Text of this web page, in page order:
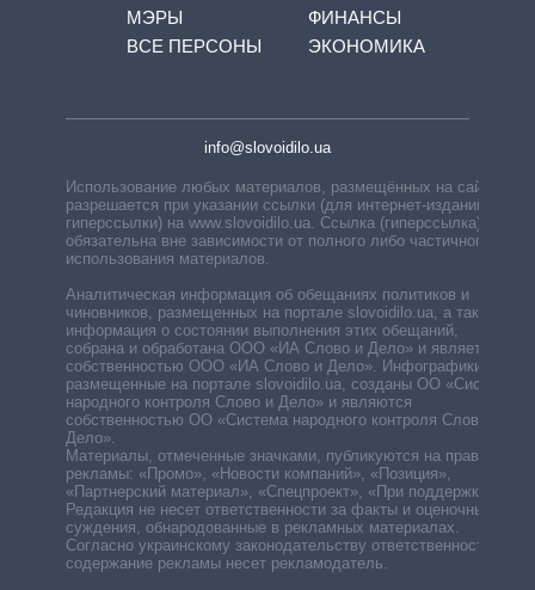
МЭРЫ
ВСЕ ПЕРСОНЫ
ФИНАНСЫ
ЭКОНОМИКА
info@slovoidilo.ua
Использование любых материалов, размещённых на сайте,
разрешается при указании ссылки (для интернет-изданий —
гиперссылки) на www.slovoidilo.ua. Ссылка (гиперссылка)
обязательна вне зависимости от полного либо частичного
использования материалов.
Аналитическая информация об обещаниях политиков и
чиновников, размещенных на портале slovoidilo.ua, а также
информация о состоянии выполнения этих обещаний,
собрана и обработана ООО «ИА Слово и Дело» и является
собственностью ООО «ИА Слово и Дело». Инфографики,
размещенные на портале slovoidilo.ua, созданы ОО «Система
народного контроля Слово и Дело» и являются
собственностью ОО «Система народного контроля Слово и
Дело».
Материалы, отмеченные значками, публикуются на правах
рекламы: «Промо», «Новости компаний», «Позиция»,
«Партнерский материал», «Спецпроект», «При поддержке».
Редакция не несет ответственности за факты и оценочные
суждения, обнародованные в рекламных материалах.
Согласно украинскому законодательству ответственность за
содержание рекламы несет рекламодатель.